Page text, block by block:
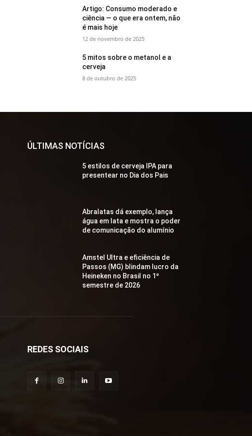
Artigo: Consumo moderado e
ciência — o que era ontem, não
é mais hoje
12 de novembro de 2025
5 mitos sobre o metanol e a
cerveja
8 de outubro de 2025
ÚLTIMAS NOTÍCIAS
5 estilos de cerveja IPA para
presentear no Dia dos Pais
Abralatas dá exemplo, lança
água em lata e mostra o poder
de comunicação do alumínio
Amstel Ultra e eficiência de
Passos (MG) blindam lucro da
Heineken no Brasil no 1º
semestre de 2026
REDES SOCIAIS